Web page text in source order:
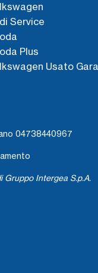
Service
Plus
Usato
04738440967
Intergea S.p.A.